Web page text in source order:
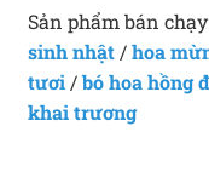
Sản phẩm bán
sinh nhật /hoa
tươi /bó hoa hồng
khai trương